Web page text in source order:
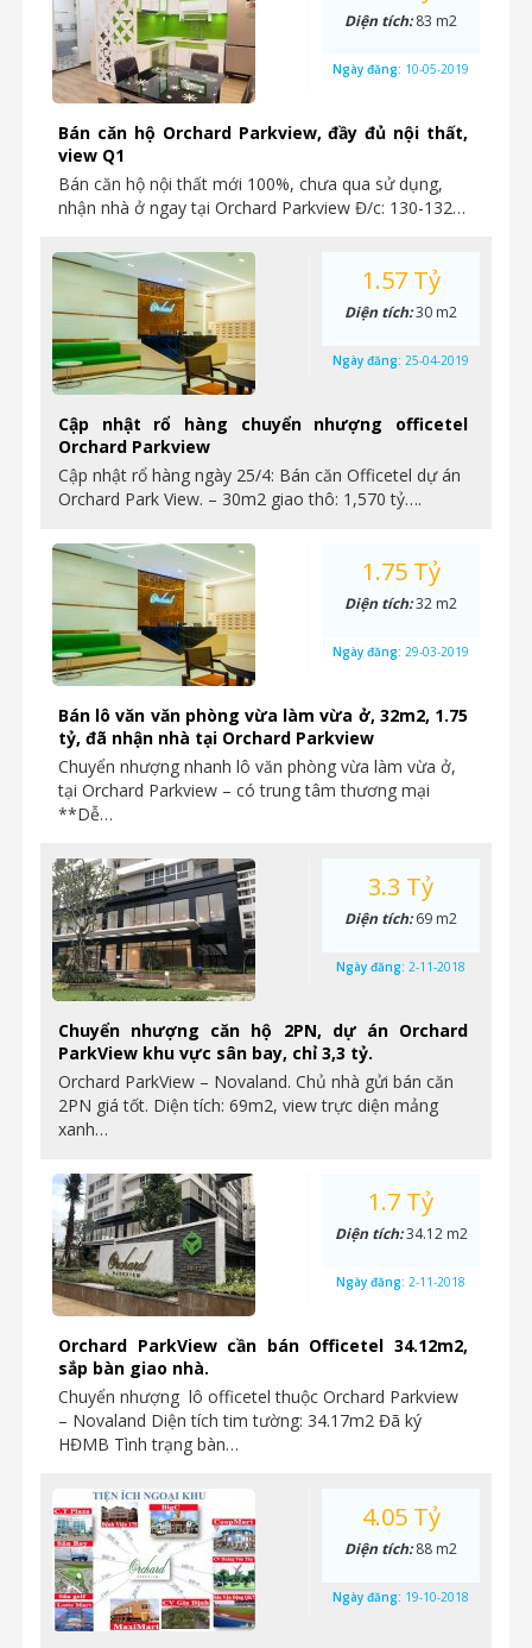
Bán căn hộ Orchard Parkview, đầy đủ nội thất,
view Q1
Bán căn hộ nội thất mới 100%, chưa qua sử dụng,
nhận nhà ở ngay tại Orchard Parkview Đ/c: 130-132…
Diện tích:83 m2
Ngày đăng: 10-05-2019
Cập nhật rổ hàng chuyển nhượng officetel
Orchard Parkview
Cập nhật rổ hàng ngày 25/4: Bán căn Officetel dự án
Orchard Park View. – 30m2 giao thô: 1,570 tỷ….
1.57 Tỷ
Diện tích:30 m2
Ngày đăng: 25-04-2019
Bán lô văn văn phòng vừa làm vừa ở, 32m2, 1.75
tỷ, đã nhận nhà tại Orchard Parkview
Chuyển nhượng nhanh lô văn phòng vừa làm vừa ở,
tại Orchard Parkview – có trung tâm thương mại
**Dễ…
1.75 Tỷ
Diện tích:32 m2
Ngày đăng: 29-03-2019
Chuyển nhượng căn hộ 2PN, dự án Orchard
ParkView khu vực sân bay, chỉ 3,3 tỷ.
Orchard ParkView – Novaland. Chủ nhà gửi bán căn
2PN giá tốt. Diện tích: 69m2, view trực diện mảng
xanh…
3.3 Tỷ
Diện tích:69 m2
Ngày đăng: 2-11-2018
Orchard ParkView cần bán Officetel 34.12m2,
sắp bàn giao nhà.
Chuyển nhượng lô officetel thuộc Orchard Parkview
– Novaland Diện tích tim tường: 34.17m2 Đã ký
HĐMB Tình trạng bàn…
1.7 Tỷ
Diện tích:34.12 m2
Ngày đăng: 2-11-2018
4.05 Tỷ
Diện tích:88 m2
Ngày đăng: 19-10-2018